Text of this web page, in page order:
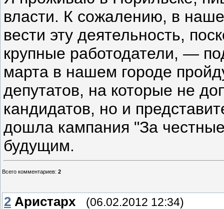
власти. К сожалению, в
вести эту деятельность,
крупные работодатели, —
марта в нашем городе
депутатов, на которые не
кандидатов, но и
дошла кампания "За
будущим.
Всего комментариев: 2
2 Аристарх (06.02.2012 12:34)